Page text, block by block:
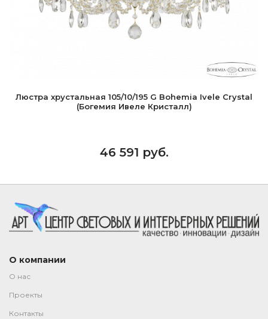
Люстра хрустальная 105/10/195 G Bohemia Ivele Crystal
(Богемия Ивеле Кристалл)
46 591 руб.
О компании
О нас
Проекты
Контакты